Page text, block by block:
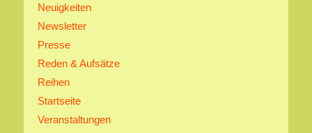
Neuigkeiten
Newsletter
Presse
Reden & Aufsätze
Reihen
Startseite
Veranstaltungen